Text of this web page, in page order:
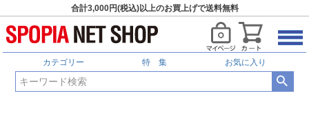
合計3,000円(税込)以上のお買上げで送料無料
カテゴリー 特 集 お気に入り